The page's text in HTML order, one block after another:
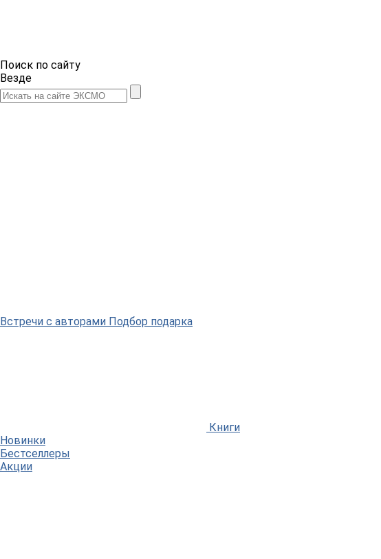
Поиск по сайту
Везде
Встречи с авторами Подбор подарка
Книги
Новинки
Бестселлеры
Акции